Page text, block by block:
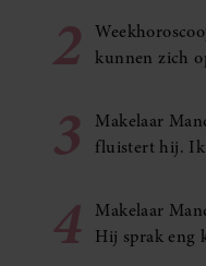
2
kunnen zich
3
Makelaar
fluistert hij. Ik
4
Makelaar
Hij sprak eng